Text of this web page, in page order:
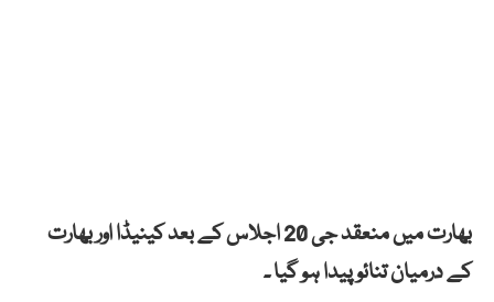
بھارت میں منعقد جی 20 اجلاس کے بعد کینیڈا اور بھارت
کے درمیان تنائو پیدا ہو گیا ۔